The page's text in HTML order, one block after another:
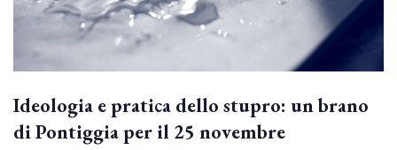
Ideologia e pratica dello stupro: un brano
di Pontiggia per il 25 novembre